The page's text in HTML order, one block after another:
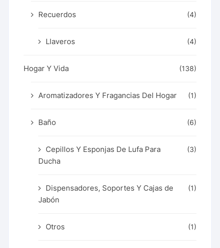
Recuerdos (4)
Llaveros (4)
Hogar Y Vida (138)
Aromatizadores Y Fragancias Del Hogar (1)
Baño (6)
Cepillos Y Esponjas De Lufa Para
Ducha
(3)
Dispensadores, Soportes Y Cajas de
Jabón
(1)
Otros (1)